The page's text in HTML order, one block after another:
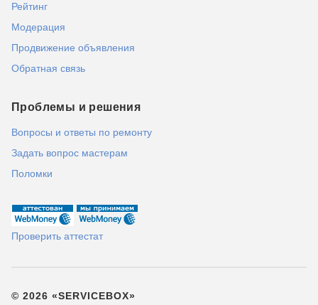
Рейтинг
Модерация
Продвижение объявления
Обратная связь
Проблемы и решения
Вопросы и ответы по ремонту
Задать вопрос мастерам
Поломки
Проверить аттестат
© 2026 «SERVICEBOX»